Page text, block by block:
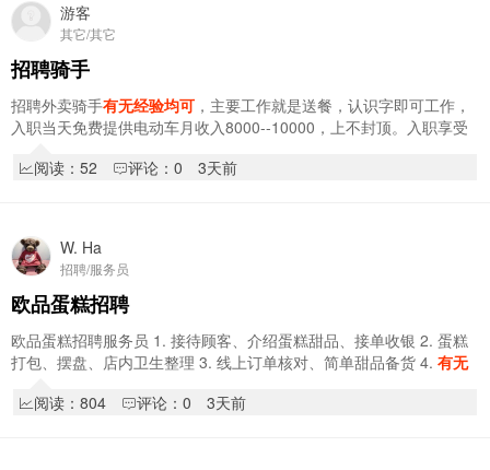
游客
其它/其它
招聘骑手
招聘外卖骑手有无经验均可 ，主要工作就是送餐，认识字即可工作，
入职当天免费提供电动车月收入8000--10000，上不封顶。入职享受
阅读：52
评论：0 3天前
W. Ha
招聘/服务员
欧品蛋糕招聘
欧品蛋糕招聘服务员 1. 接待顾客、介绍蛋糕甜品、接单收银 2. 蛋糕
打包、摆盘、店内卫生整理 3. 线上订单核对、简单甜品备货 4. 有无
阅读：804
评论：0 3天前